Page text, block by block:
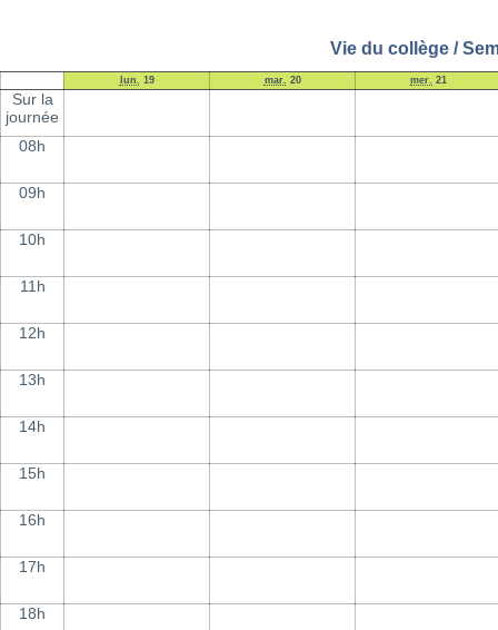
Vie du collège /
lun. 19 mar. 20 mer. 21
Sur la
journée
08h
09h
10h
11h
12h
13h
14h
15h
16h
17h
18h